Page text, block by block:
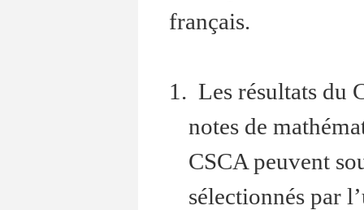
français.
1. Les résultats du
notes de
CSCA peuvent
sélectionnés par